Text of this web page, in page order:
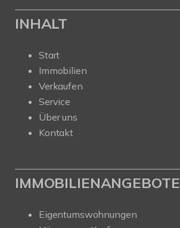
INHALT
Start
Immobilien
Verkaufen
Service
Über uns
Kontakt
IMMOBILIENANGEBOTE
Eigentumswohnungen